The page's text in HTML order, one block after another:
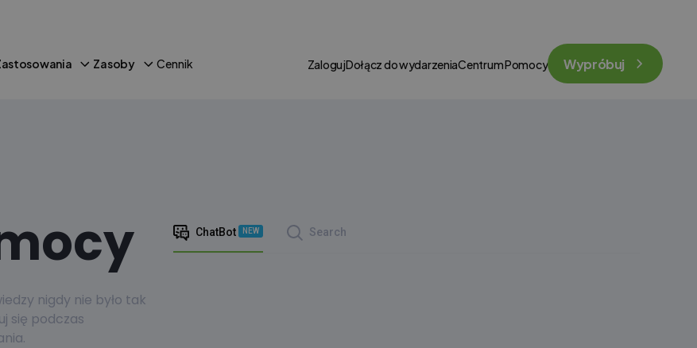
Zasoby Cennik ZalogujDołącz do wydarzeniaCentrum Pomocy Wypróbuj
nigdy nie było tak
się podczas
ChatBot NEW Search